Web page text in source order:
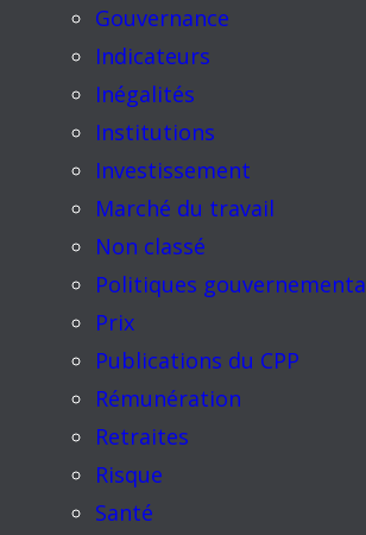
Gouvernance
Indicateurs
Inégalités
Institutions
Investissement
Marché du travail
Non classé
Politiques
Prix
Publications du CPP
Rémunération
Retraites
Risque
Santé